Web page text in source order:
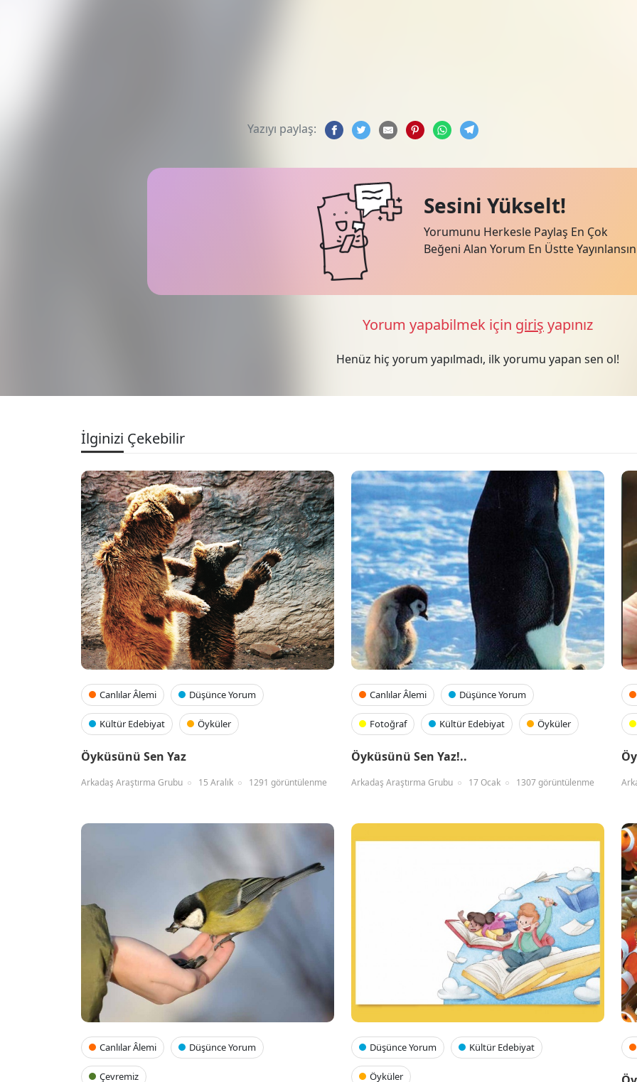
Yazıyı paylaş:
Sesini Yükselt!
Yorumunu Herkesle Paylaş En Çok
Beğeni Alan Yorum En Üstte
Yorum yapabilmek için giriş yapınız
Henüz hiç yorum yapılmadı, ilk yorumu yapan sen ol!
İlginizi Çekebilir
Canlılar Âlemi Düşünce Yorum
Kültür Edebiyat Öyküler
Öyküsünü Sen Yaz
Arkadaş Araştırma Grubu 15 Aralık 1291 görüntülenme
Canlılar Âlemi Düşünce Yorum
Fotoğraf Kültür Edebiyat Öyküler
Öyküsünü Sen Yaz!..
Arkadaş Araştırma Grubu 17 Ocak 1307 görüntülenme
Canlılar Âlemi Düşünce Yorum
Çevremiz
Düşünce Yorum Kültür Edebiyat
Öyküler